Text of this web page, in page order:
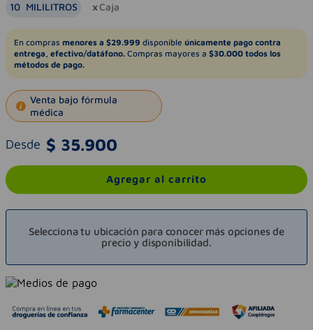
10 MILILITROS Caja
En compras menores a $29.999 disponible únicamente pago contra
entrega, efectivo/datáfono. Compras mayores a $30.000 todos los
métodos de pago.
Venta bajo fórmula
médica
Desde $ 35.900
Agregar al carrito
Selecciona tu ubicación para conocer más opciones de
precio y disponibilidad.